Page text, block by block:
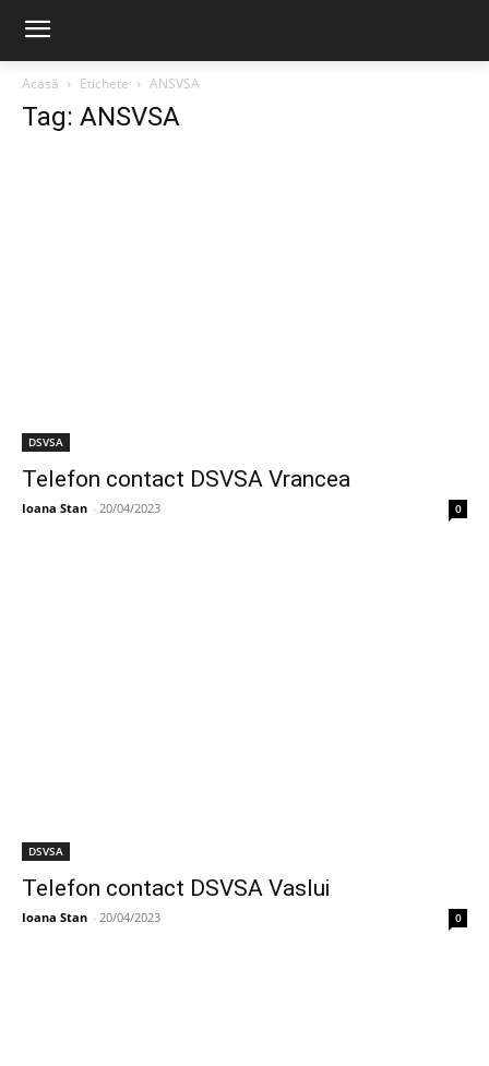
Acasă Etichete ANSVSA
Tag: ANSVSA
DSVSA
Telefon contact DSVSA Vrancea
Ioana Stan - 20/04/2023 0
DSVSA
Telefon contact DSVSA Vaslui
Ioana Stan - 20/04/2023 0